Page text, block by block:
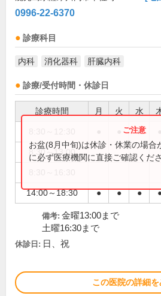
0996-22-6370
診療科目
内科 消化器科 肝臓内科
診療/受付時間・休診日
診療時間 月 火 水
●
8:30～13:00
14:00～18:30 ● ● ●
お盆(8月中旬)は休診・休業の場合
に必ず医療機関に直接ご確認くださ
備考: 金曜13:00まで
土曜16:30まで
休診日: 日、祝
この医院の詳細を